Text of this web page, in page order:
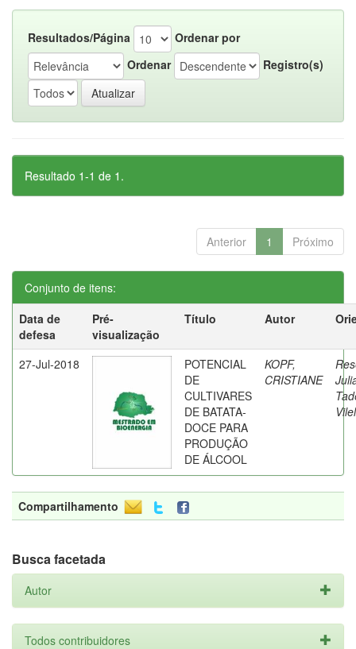
Resultados/Página
Ordenar por
Ordenar
Registro(s)
Resultado 1-1 de 1.
Anterior 1 Próximo
Conjunto de itens:
Data de
defesa
Pré-
visualização
Título Autor
27-Jul-2018
POTENCIAL
DE
CULTIVARES
DE BATATA-
DOCE PARA
PRODUÇÃO
DE ÁLCOOL
KOPF,
CRISTIANE
Compartilhamento
Busca facetada
Autor
Todos contribuidores